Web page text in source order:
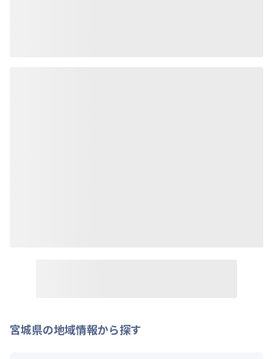
宮城県の地域情報から探す